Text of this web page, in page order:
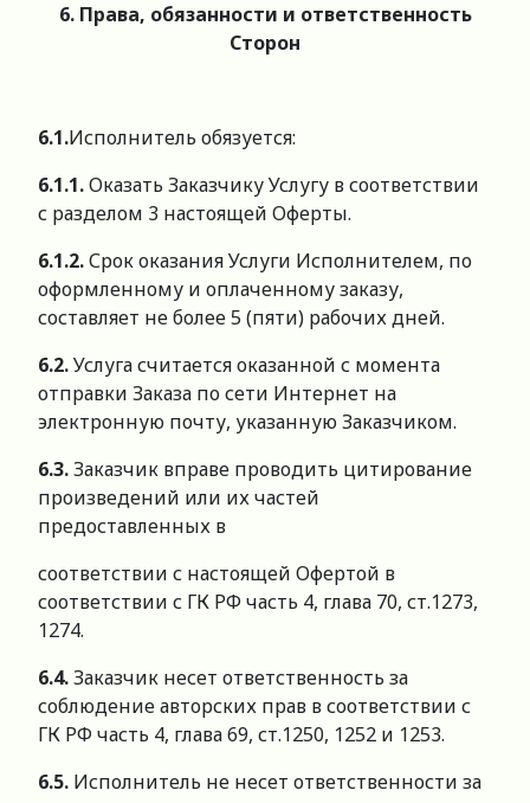
6. Права, обязанности и ответственность
Сторон
6.1.Исполнитель обязуется:
6.1.1.Оказать Заказчику Услугу в соответствии
с разделом 3 настоящей Оферты.
6.1.2.Срок оказания Услуги Исполнителем, по
оформленному и оплаченному заказу,
составляет не более 5 (пяти) рабочих дней.
6.2.Услуга считается оказанной с момента
отправки Заказа по сети Интернет на
электронную почту, указанную Заказчиком.
6.3.Заказчик вправе проводить цитирование
произведений или их частей
предоставленных в
соответствии с настоящей Офертой в
соответствии с ГК РФ часть 4, глава 70, ст.1273,
1274.
6.4.Заказчик несет ответственность за
соблюдение авторских прав в соответствии с
ГК РФ часть 4, глава 69, ст.1250, 1252 и 1253.
6.5. Исполнитель не несет ответственности за